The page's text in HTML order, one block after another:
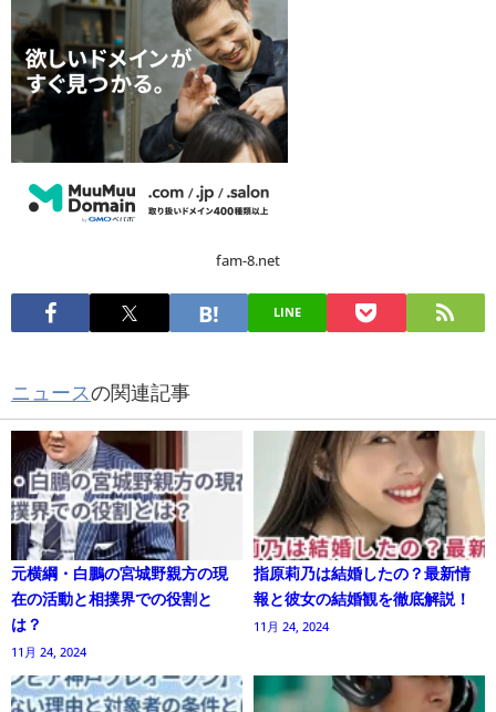
fam-8.net
LINE
ニュースの関連記事
元横綱・白鵬の宮城野親方の現
在の活動と相撲界での役割と
は？
11月 24, 2024
指原莉乃は結婚したの？最新情
報と彼女の結婚観を徹底解説！
11月 24, 2024